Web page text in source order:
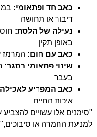
כאב חד ופתאומי:
דיבור או תחושה
נעילה של הלסת:
באופן תקין
כאב עם חום: המרמז
שינוי פתאומי בסגר:
בעבר
כאב המפריע לאכילה
איכות החיים
"סימנים אלו עשויים
למניעת החמרה או